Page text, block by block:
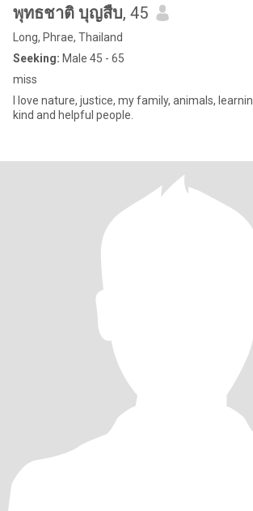
พุทธชาติ บุญสืบ, 45
Long, Phrae, Thailand
Seeking: Male 45 - 65
miss
I love nature, justice, my family, animals,
kind and helpful people.